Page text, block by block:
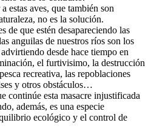
estas aves, que también son
no es la solución.
de que estén desapareciendo las
anguilas de nuestros ríos son los
desde hace tiempo en
el furtivisimo, la destrucción
recreativa, las repoblaciones
y otros obstáculos…
continúe esta masacre injustificada
además, es una especie
ecológico y el control de